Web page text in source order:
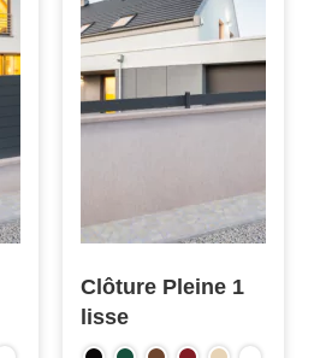
Clôture Pleine 1
lisse